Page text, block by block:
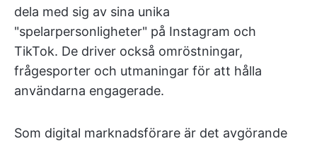
dela med sig av sina unika
"spelarpersonligheter" på Instagram och
TikTok. De driver också omröstningar,
frågesporter och utmaningar för att hålla
användarna engagerade.
Som digital marknadsförare är det avgörande